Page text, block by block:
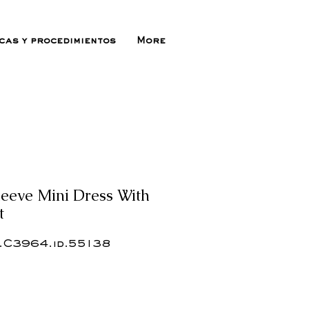
y procedimientos More
Mini Dress With